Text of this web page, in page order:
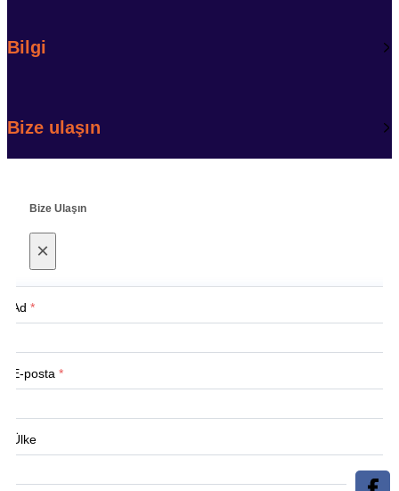
Bilgi
Bize ulaşın
Bize Ulaşın
×
Ad *
E-posta *
Ülke